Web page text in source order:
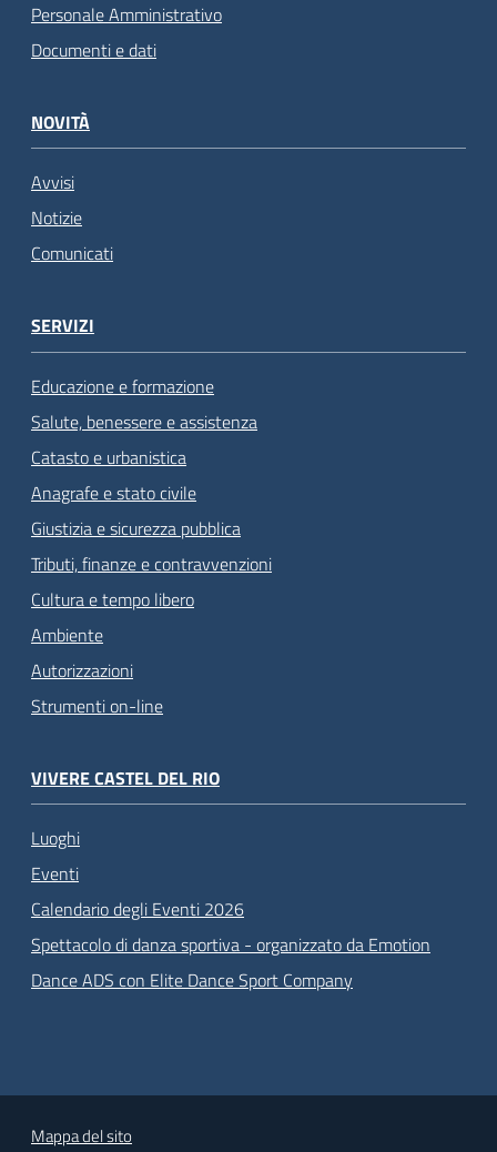
Personale Amministrativo
Documenti e dati
NOVITÀ
Avvisi
Notizie
Comunicati
SERVIZI
Educazione e formazione
Salute, benessere e assistenza
Catasto e urbanistica
Anagrafe e stato civile
Giustizia e sicurezza pubblica
Tributi, finanze e contravvenzioni
Cultura e tempo libero
Ambiente
Autorizzazioni
Strumenti on-line
VIVERE CASTEL DEL RIO
Luoghi
Eventi
Calendario degli Eventi 2026
Spettacolo di danza sportiva - organizzato da Emotion
Dance ADS con Elite Dance Sport Company
Mappa del sito